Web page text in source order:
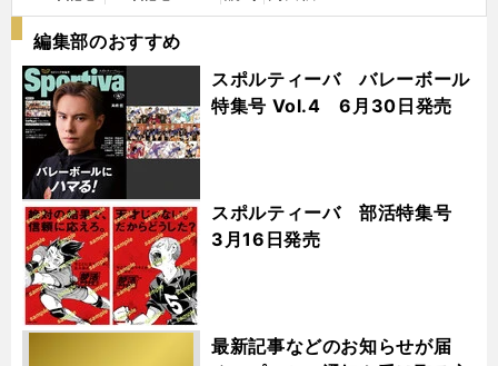
編集部のおすすめ
スポルティーバ バレーボール
特集号 Vol.4 6月30日発売
スポルティーバ 部活特集号
3月16日発売
最新記事などのお知らせが届